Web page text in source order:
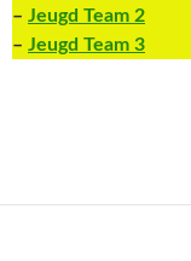
– Jeugd Team 2
– Jeugd Team 3